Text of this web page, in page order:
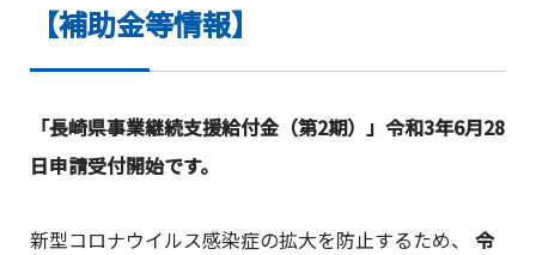
【補助金等情報】
「長崎県事業継続支援給付金（第2期）」令和3年6月28
日申請受付開始です。
新型コロナウイルス感染症の拡大を防止するため、 令